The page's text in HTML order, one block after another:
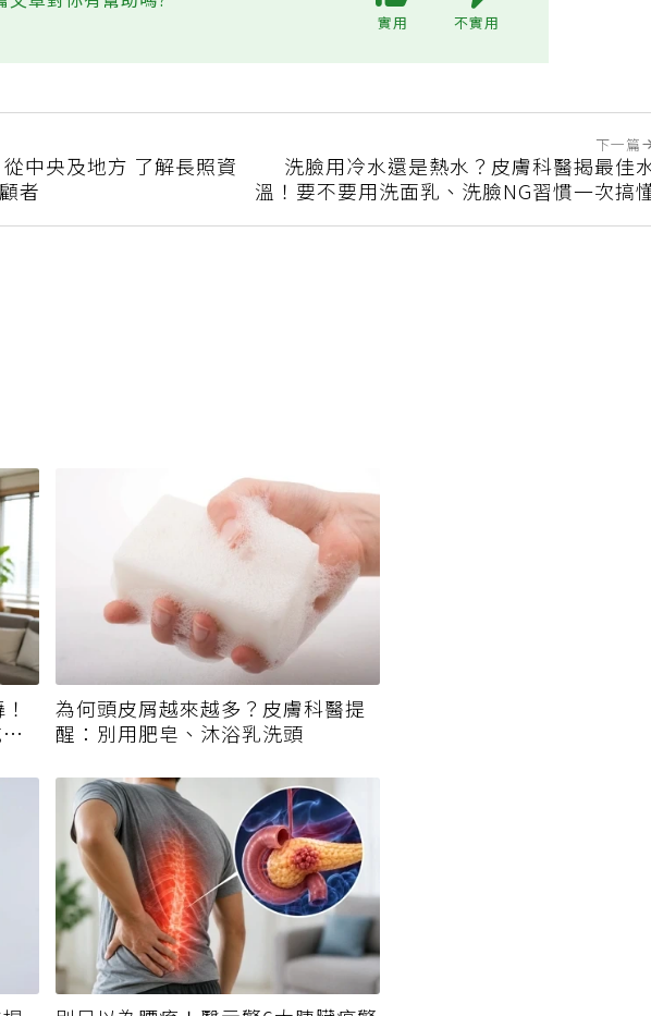
文章對你有幫助嗎?
實用 不實用
中央及地方 了解長照資
者
下一篇
洗臉用冷水還是熱水？皮膚科醫揭最佳
溫！要不要用洗面乳、洗臉NG習慣一次搞
為何頭皮屑越來越多？皮膚科醫提
醒：別用肥皂、沐浴乳洗頭